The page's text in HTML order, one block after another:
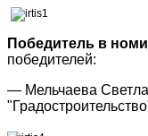
Победитель в
победителей:
— Мельчаева